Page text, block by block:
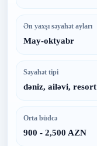
Ən yaxşı səyahət ayları
May-oktyabr
Səyahət tipi
dəniz, ailəvi, resort
Orta büdcə
900 - 2,500 AZN